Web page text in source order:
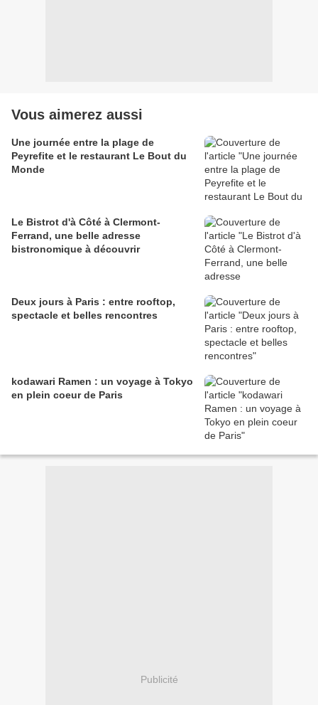
Vous aimerez aussi
Une journée entre la plage de
Peyrefite et le restaurant Le Bout du
Monde
Le Bistrot d'à Côté à Clermont-
Ferrand, une belle adresse
bistronomique à découvrir
Deux jours à Paris : entre rooftop,
spectacle et belles rencontres
kodawari Ramen : un voyage à Tokyo
en plein coeur de Paris
Publicité